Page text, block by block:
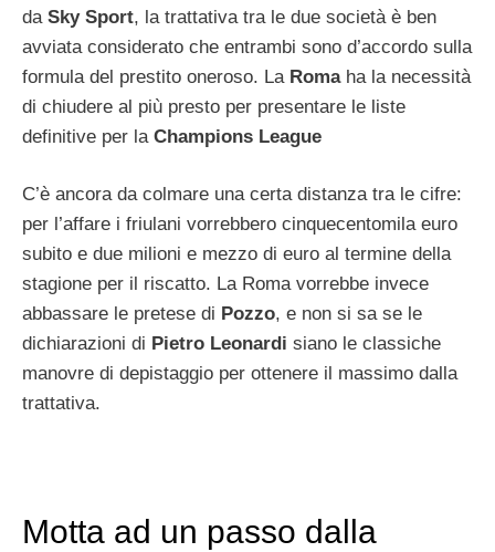
da Sky Sport, la trattativa tra le due società è ben
avviata considerato che entrambi sono d’accordo sulla
formula del prestito oneroso. La Romaha la necessità
di chiudere al più presto per presentare le liste
definitive per la Champions League
C’è ancora da colmare una certa distanza tra le cifre:
per l’affare i friulani vorrebbero cinquecentomila euro
subito e due milioni e mezzo di euro al termine della
stagione per il riscatto. La Roma vorrebbe invece
abbassare le pretese di Pozzo, e non si sa se le
dichiarazioni di Pietro Leonardi siano le classiche
manovre di depistaggio per ottenere il massimo dalla
trattativa.
Motta ad un passo dalla